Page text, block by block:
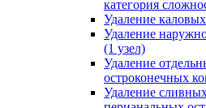
категория
Удаление
Удаление
(1 узел)
Удаление
остроконечных
Удаление